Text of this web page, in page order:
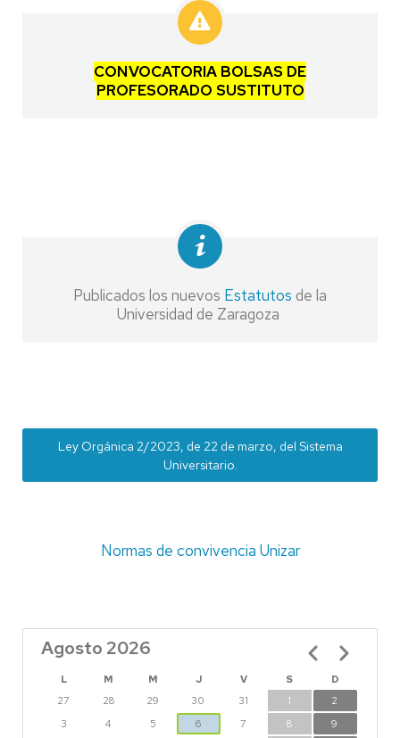
CONVOCATORIA BOLSAS DE
PROFESORADO SUSTITUTO
Publicados los nuevos Estatutos de la
Universidad de Zaragoza
Ley Orgánica 2/2023, de 22 de marzo, del Sistema
Universitario.
Normas de convivencia Unizar
Agosto 2026
L M M J V S
D
27
28 29 30 31 1
2
3
4 5 6 7 8
9
Paginación